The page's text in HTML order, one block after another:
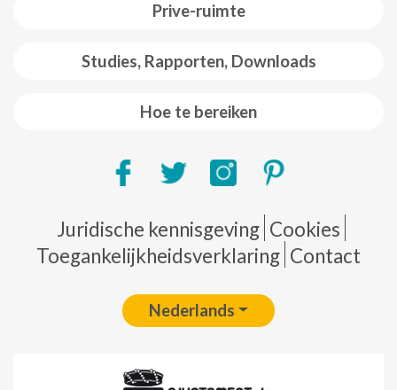
Prive-ruimte
Studies, Rapporten, Downloads
Hoe te bereiken
Pie de página
Juridische kennisgeving Cookies
Toegankelijkheidsverklaring Contact
Nederlands